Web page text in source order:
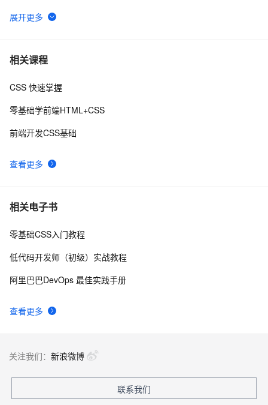
6
揭秘CSS布局神器：vw/vh、rem、%与px大PK，掌握它
7 CSS Content 属性妙用
8 CSS重构：样式表性能调优
相关课程
查看更多
CSS 快速掌握
零基础学前端HTML+CSS
前端开发CSS基础
相关电子书
查看更多
零基础CSS入门教程
低代码开发师（初级）实战教程
阿里巴巴DevOps 最佳实践手册
关注我们： 新浪微博
联系我们